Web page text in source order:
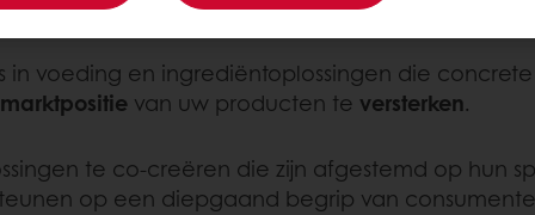
in voeding en ingrediëntoplossingen die
marktpositie van uw producten te versterken.
te co-creëren die zijn afgestemd op hun
op een diepgaand begrip van